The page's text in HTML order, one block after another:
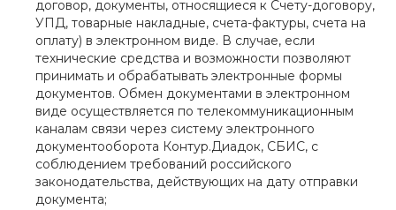
договор, документы, относящиеся к Счету-договору,
УПД, товарные накладные, счета-фактуры, счета на
оплату) в электронном виде. В случае, если
технические средства и возможности позволяют
принимать и обрабатывать электронные формы
документов. Обмен документами в электронном
виде осуществляется по телекоммуникационным
каналам связи через систему электронного
документооборота Контур.Диадок, СБИС, с
соблюдением требований российского
законодательства, действующих на дату отправки
документа;